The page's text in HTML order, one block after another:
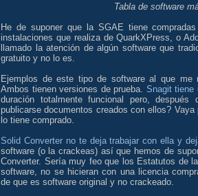
Tabla de software
He de suponer que la SGAE tiene
instalaciones que realiza de QuarkXPress, o
llamado la atención de algún software que
gratuito y no lo es.
Ejemplos de este tipo de software al que me
Ambos tienen versiones de prueba. Snagit tiene
duración totalmente funcional pero,
publicarse documentos creados con ellos?
lo tiene comprado.
Solid Converter no te deja trabajar con ella y
software (o la crackeas) así que hemos de
Converter. Sería muy feo que los Estatutos de
software, no se hicieran con una licencia
de que es software original y no crackeado.